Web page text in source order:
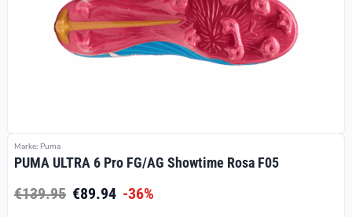
Marke: Puma
PUMA ULTRA 6 Pro FG/AG Showtime Rosa F05
€139.95 €89.94 -36%